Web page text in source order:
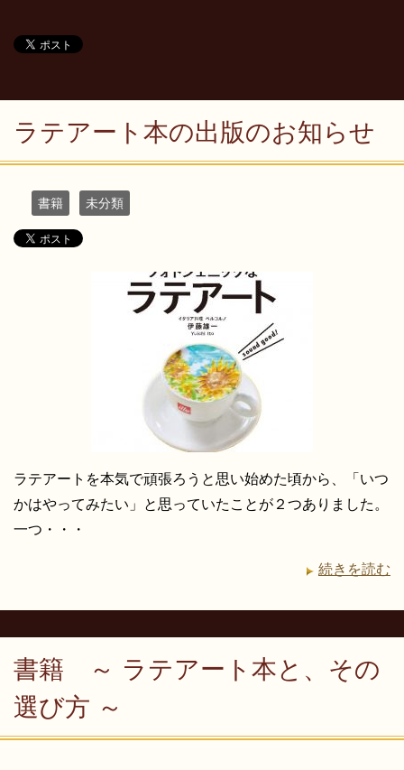
ラテアート本の出版のお知らせ
書籍 未分類
ラテアートを本気で頑張ろうと思い始めた頃から、「いつ
かはやってみたい」と思っていたことが２つありました。
一つ・・・
続きを読む
書籍 ～ ラテアート本と、その
選び方 ～